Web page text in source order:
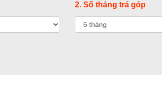
2. Số tháng trả góp